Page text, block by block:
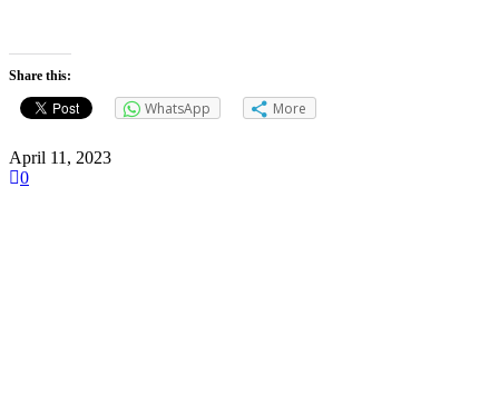
Share this:
WhatsApp More
April 11, 2023
0